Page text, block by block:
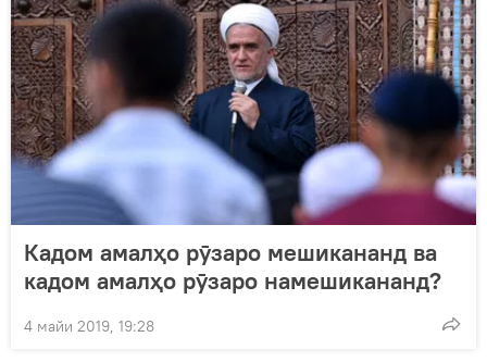
Кадом амалҳо рӯзаро мешикананд ва
кадом амалҳо рӯзаро намешикананд?
4 майи 2019, 19:28